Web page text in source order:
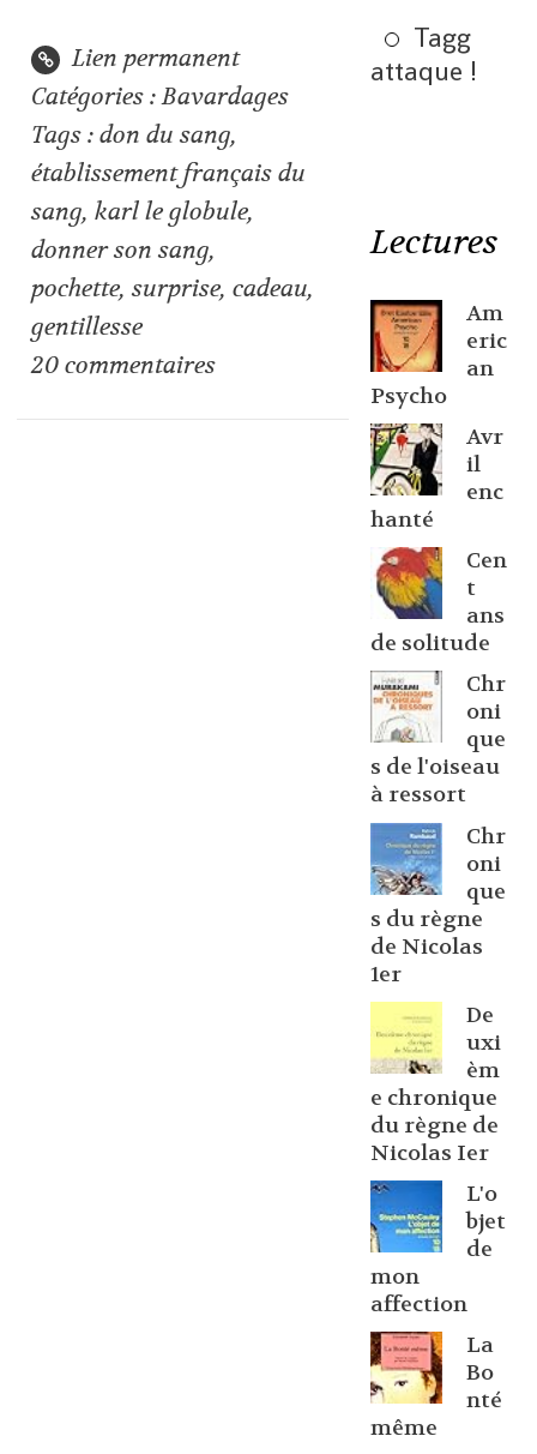
Lien permanent
Catégories :Bavardages
Tags :don du sang,
établissement français du
sang,karl le globule,
donner son sang,
pochette,surprise,cadeau,
gentillesse
20 commentaires
Tagg
attaque !
Lectures
Am
eric
an
Psycho
Avr
il
enc
hanté
Cen
t
ans
de solitude
Chr
oni
que
s de l'oiseau
à ressort
Chr
oni
que
s du règne
de Nicolas
1er
De
uxi
èm
e chronique
du règne de
Nicolas Ier
L'o
bjet
de
mon
affection
La
Bo
nté
même